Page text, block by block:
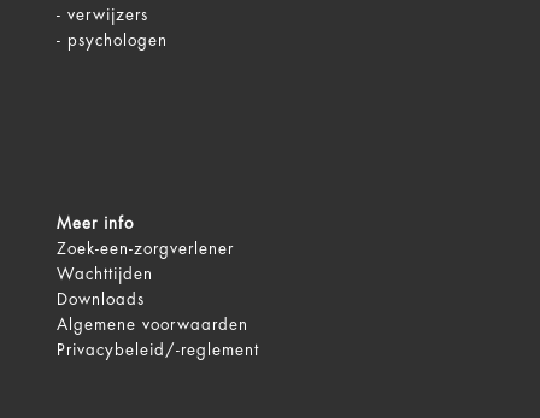
- verwijzers
- psychologen
Meer info
Zoek-een-zorgverlener
Wachttijden
Downloads
Algemene voorwaarden
Privacybeleid/-reglement